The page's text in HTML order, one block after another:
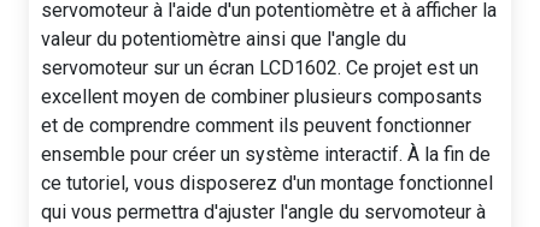
servomoteur à l'aide d'un potentiomètre et à afficher la
valeur du potentiomètre ainsi que l'angle du
servomoteur sur un écran LCD1602. Ce projet est un
excellent moyen de combiner plusieurs composants
et de comprendre comment ils peuvent fonctionner
ensemble pour créer un système interactif. À la fin de
ce tutoriel, vous disposerez d'un montage fonctionnel
qui vous permettra d'ajuster l'angle du servomoteur à